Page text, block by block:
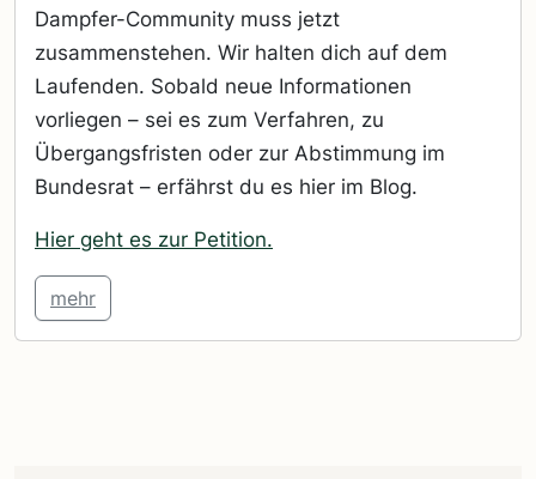
Dampfer-Community muss jetzt
zusammenstehen. Wir halten dich auf dem
Laufenden. Sobald neue Informationen
vorliegen – sei es zum Verfahren, zu
Übergangsfristen oder zur Abstimmung im
Bundesrat – erfährst du es hier im Blog.
Hier geht es zur Petition.
mehr